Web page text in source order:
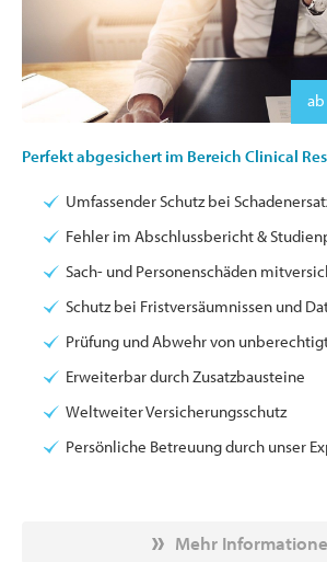
Perfekt abgesichert im Bereich Clinical
Umfassender Schutz bei
Fehler im Abschlussbericht &
Sach- und Personenschäden
Schutz bei Fristversäumnissen und
Prüfung und Abwehr von
Erweiterbar durch Zusatzbausteine
Weltweiter Versicherungsschutz
Persönliche Betreuung durch unser
Mehr